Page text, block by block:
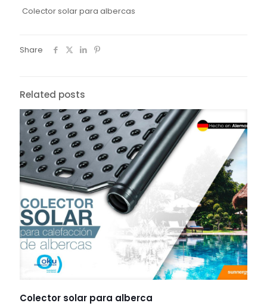
Colector solar para albercas
Share
Related posts
Colector solar para alberca